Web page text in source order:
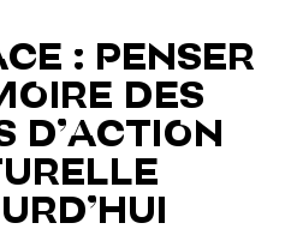
: PENSER
DES
D’ACTION